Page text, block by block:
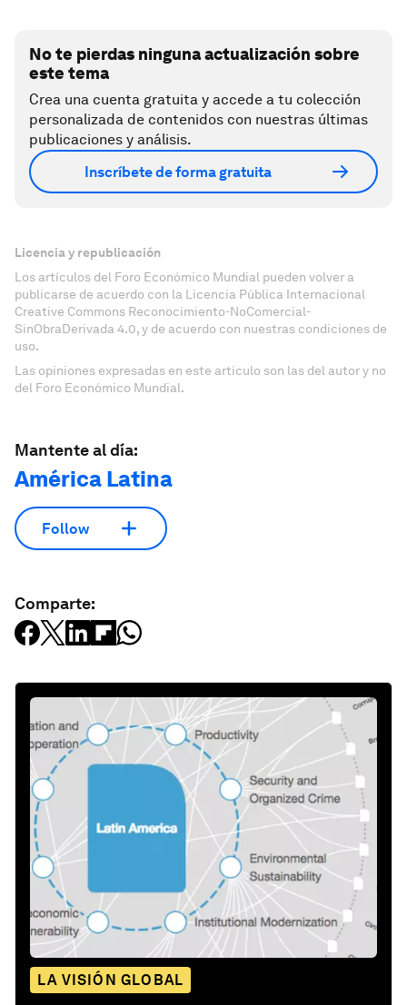
No te pierdas ninguna actualización sobre
este tema
Crea una cuenta gratuita y accede a tu colección
personalizada de contenidos con nuestras últimas
publicaciones y análisis.
Inscríbete de forma gratuita
Licencia y republicación
Los artículos del Foro Económico Mundial pueden volver a
publicarse de acuerdo con la Licencia Pública Internacional
Creative Commons Reconocimiento-NoComercial-
SinObraDerivada 4.0, y de acuerdo con nuestras condiciones de
uso.
Las opiniones expresadas en este artículo son las del autor y no
del Foro Económico Mundial.
Mantente al día:
América Latina
Follow
Comparte:
LA VISIÓN GLOBAL